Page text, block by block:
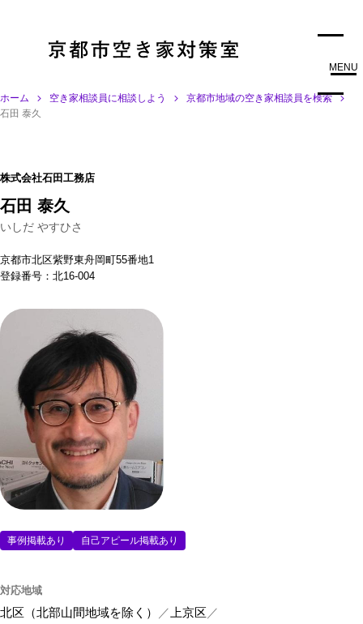
MENU
ホーム 空き家相談員に相談しよう
京都市地域の空き家相談員を検索
石田 泰久
株式会社石田工務店
石田 泰久
いしだ やすひさ
京都市北区紫野東舟岡町55番地1
登録番号：北16-004
事例掲載あり 自己アピール掲載あり
対応地域
北区（北部山間地域を除く）
上京区